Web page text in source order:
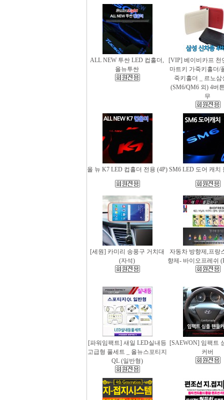
ALL NEW 투싼 LED 컵홀더,
올뉴투싼
[VIP] 베이비카프 천
마트키 가죽키홀더/
죽키홀더 _ 르노삼
(SM6/QM6 외) 4버
무
올 뉴 K7 LED 컵홀더 전용 (4P) SM6 LED 도어 캐치
[세원] 카미리 송풍구 거치대
(자석)
자동차 방향제,프랑
향제- 바이오프레쉬
[파워임팩트] 새일 LED실내등
고급형 풀세트 _ 올뉴스포티지
QL (일반형)
[SAEWON] 임팩트
커버